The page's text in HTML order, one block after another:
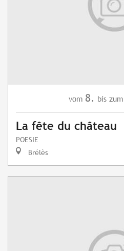
vom 8. bis zum
La fête du château
POESIE
Brélès